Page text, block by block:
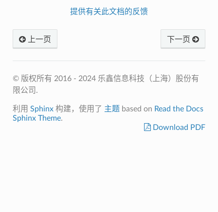
提供有关此文档的反馈
上一页 下一页
© 版权所有 2016 - 2024 乐鑫信息科技（上海）股份有
限公司.
利用 Sphinx构建，使用了 主题 based on Read the Docs
Sphinx Theme.
Download PDF